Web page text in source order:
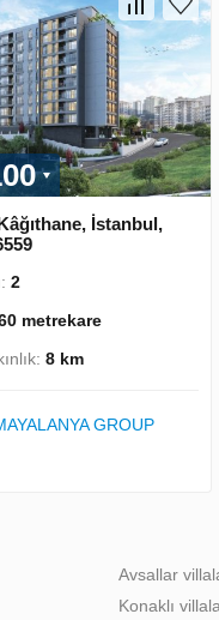
İstanbul,
2
metrekare
8 km
GROUP
Avsallar
Konaklı